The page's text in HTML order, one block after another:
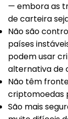
— embora as
de carteira
Não são
países
podem usar
alternativa de
Não têm
criptomoedas
São mais